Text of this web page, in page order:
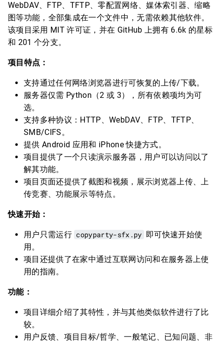
WebDAV、FTP、TFTP、零配置网络、媒体索引器、缩略
图等功能，全部集成在一个文件中，无需依赖其他软件。
该项目采用 MIT 许可证，并在 GitHub 上拥有 6.6k 的星标
和 201 个分支。
项目特点：
支持通过任何网络浏览器进行可恢复的上传/下载。
服务器仅需 Python（2 或 3），所有依赖项均为可
选。
支持多种协议：HTTP、WebDAV、FTP、TFTP、
SMB/CIFS。
提供 Android 应用和 iPhone 快捷方式。
项目提供了一个只读演示服务器，用户可以访问以了
解其功能。
项目页面还提供了截图和视频，展示浏览器上传、上
传竞赛、功能展示等特点。
快速开始：
用户只需运行 copyparty-sfx.py 即可快速开始使
用。
项目还提供了在家中通过互联网访问和在服务器上使
用的指南。
功能：
项目详细介绍了其特性，并与其他类似软件进行了比
较。
用户反馈、项目目标/哲学、一般笔记、已知问题、非